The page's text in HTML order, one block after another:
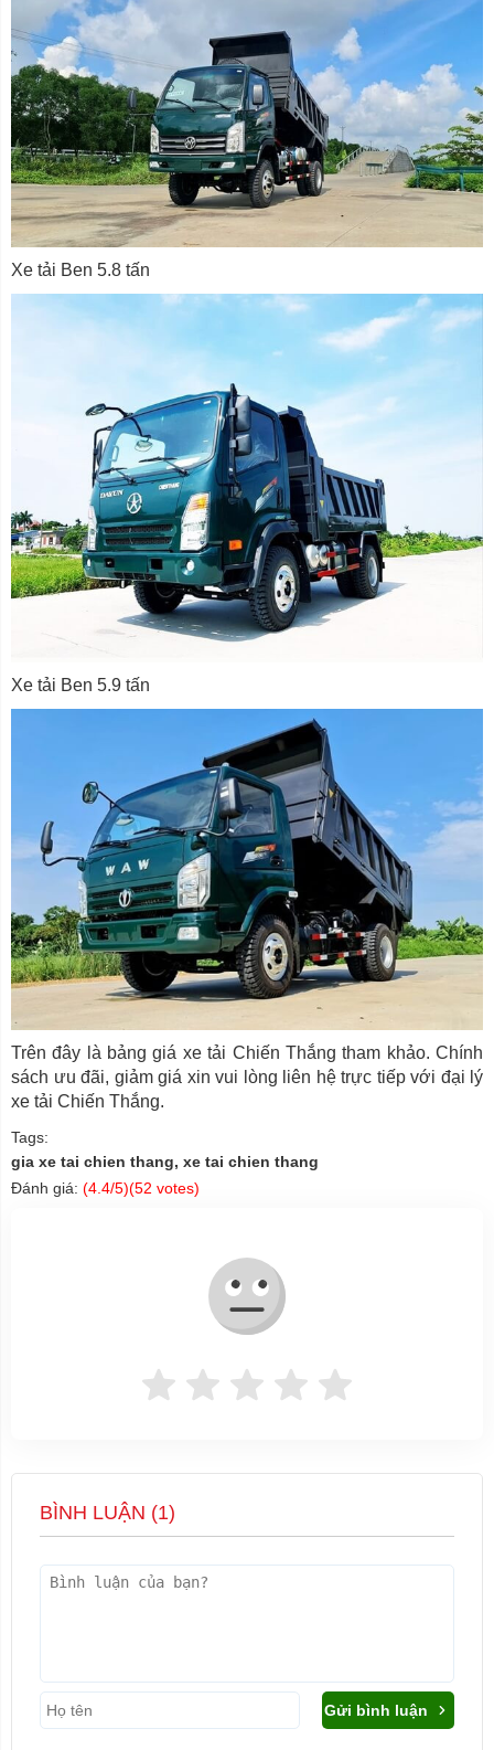
Xe tải Ben 5.8 tấn
Xe tải Ben 5.9 tấn
Trên đây là bảng giá xe tải Chiến Thắng tham khảo. Chính
sách ưu đãi, giảm giá xin vui lòng liên hệ trực tiếp với đại lý
xe tải Chiến Thắng.
Tags:
gia xe tai chien thang, xe tai chien thang
Đánh giá: (4.4/5)(52 votes)
BÌNH LUẬN (1)
Gửi bình luận